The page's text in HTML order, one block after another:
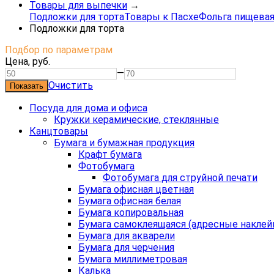
Товары для выпечки →
Подложки для тортаТовары к ПасхеФольга
Подложки для торта
Подбор по параметрам
Цена, руб.
—
Очистить
Посуда для дома и офиса
Кружки керамические, стеклянные
Канцтовары
Бумага и бумажная продукция
Крафт бумага
Фотобумага
Фотобумага для струйной печати
Бумага офисная цветная
Бумага офисная белая
Бумага копировальная
Бумага самоклеящаяся (адресные
Бумага для акварели
Бумага для черчения
Бумага миллиметровая
Калька